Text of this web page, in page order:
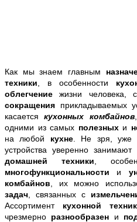
Как мы знаем главным
техники , в особенности
облегчениежизни человека,
сокращения прикладываемых
касаетсякухонных комбайнов
одними из самых полезных и
на любой кухне. Не зря, уже
устройства уверенно занимают
домашней техники ,
многофункциональности и
комбайнов , их можно
задач , связанных с
Ассортимент кухонной
чрезмерно разнообразен и